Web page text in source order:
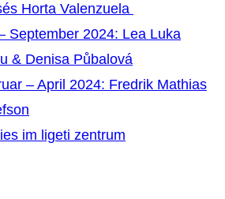
Horta Valenzuela
September 2024: Lea Luka
& Denisa Půbalová
– April 2024: Fredrik Mathias
im ligeti zentrum